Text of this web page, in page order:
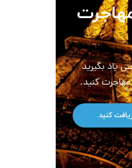
یاد بگیرید
کنید.
کنید.